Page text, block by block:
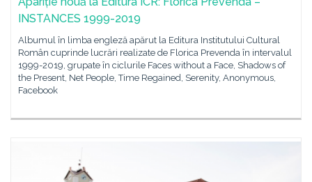
INSTANCES 1999-2019
Albumul în limba engleză apărut la Editura Institutului Cultural
Român cuprinde lucrări realizate de Florica Prevenda în intervalul
1999-2019, grupate în ciclurile Faces without a Face, Shadows of
the Present, Net People, Time Regained, Serenity, Anonymous,
Facebook